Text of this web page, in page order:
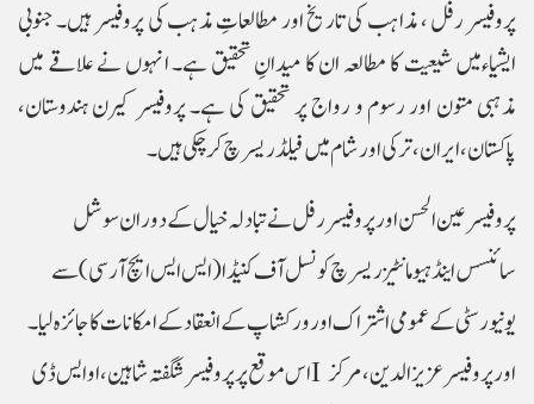
پروفیسر رفل ، مذاہب کی تاریخ اور مطالعاتِ مذہب کی پروفیسر ہیں۔ جنوبی
ایشیاءمیں شیعیت کا مطالعہ ان کا میدانِ تحقیق ہے۔ انہوں نے علاقے میں
مذہبی متون اور رسوم و رواج پر تحقیق کی ہے۔ پروفیسر کیرن ہندوستان،
پاکستان، ایران، ترکی اور شام میں فیلڈ ریسرچ کرچکی ہیں۔
پروفیسر عین الحسن اور پروفیسر رفل نے تبادلہ خیال کے دوران سوشل
سائنسس اینڈ ہیومانٹیز ریسرچ کونسل آف کنیڈا (ایس ایس ایچ آر سی) سے
یونیورسٹی کے عمومی اشتراک اور ورکشاپ کے انعقاد کے امکانات کا جائزہ لیا۔
اس موقع پر پروفیسر شگفتہ شاہین، او ایس ڈی I اور پروفیسر عزیز الدین، مرکز